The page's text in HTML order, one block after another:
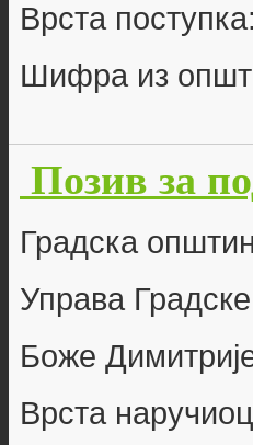
Врста
Шифра из
Позив за
Градска
Управа
Боже
Врста